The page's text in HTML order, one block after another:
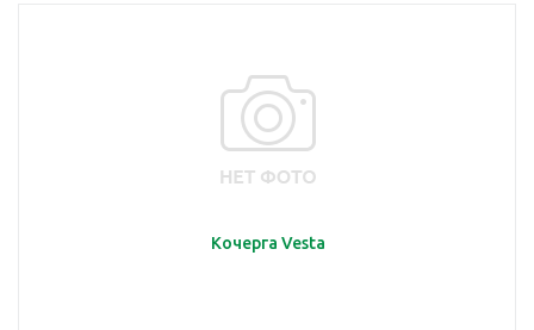
Кочерга Vesta